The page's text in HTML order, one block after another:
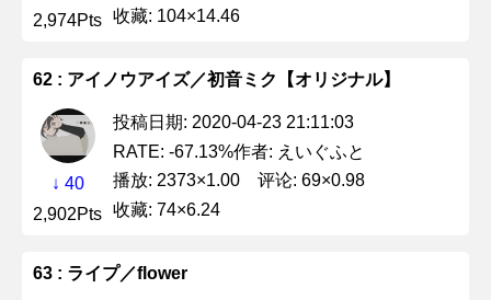
2,974Pts 收藏: 104×14.46
62 : アイノウアイズ／初音ミク【オリジナル】
↓ 40
2,902Pts
投稿日期: 2020-04-23 21:11:03
RATE: -67.13%作者: えいぐふと
播放: 2373×1.00
评论: 69×0.98
收藏: 74×6.24
63 : ライプ／flower